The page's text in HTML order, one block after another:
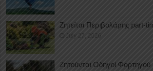
Ζητείται Περιβολάρης part-
July 27, 2026
Ζητούνται Οδηγοί Φορτηγού